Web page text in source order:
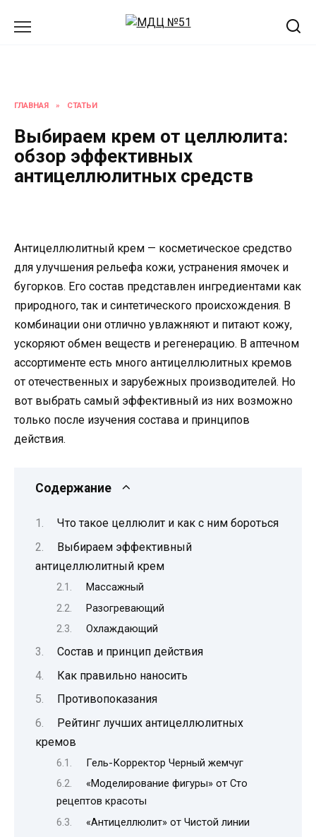
ГЛАВНАЯ » СТАТЬИ
Выбираем крем от целлюлита:
обзор эффективных
антицеллюлитных средств
Антицеллюлитный крем — косметическое средство
для улучшения рельефа кожи, устранения ямочек и
бугорков. Его состав представлен ингредиентами как
природного, так и синтетического происхождения. В
комбинации они отлично увлажняют и питают кожу,
ускоряют обмен веществ и регенерацию. В аптечном
ассортименте есть много антицеллюлитных кремов
от отечественных и зарубежных производителей. Но
вот выбрать самый эффективный из них возможно
только после изучения состава и принципов
действия.
Содержание
Что такое целлюлит и как с ним бороться
Выбираем эффективный
антицеллюлитный крем
Массажный
Разогревающий
Охлаждающий
Состав и принцип действия
Как правильно наносить
Противопоказания
Рейтинг лучших антицеллюлитных
кремов
Гель-Корректор Черный жемчуг
«Моделирование фигуры» от Сто
рецептов красоты
«Антицеллюлит» от Чистой линии